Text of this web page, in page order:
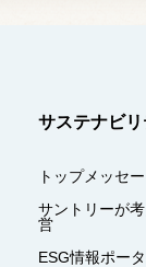
サステナビリ
トップメッセ
サントリーが
営
ESG情報ポー